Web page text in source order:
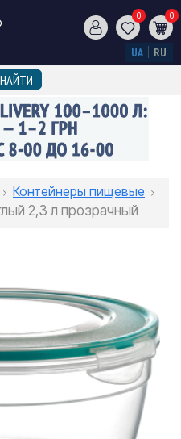
0 0
UA RU
Контейнеры пищевые
2,3 л прозрачный